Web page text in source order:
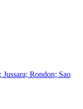
Rondon; Sao